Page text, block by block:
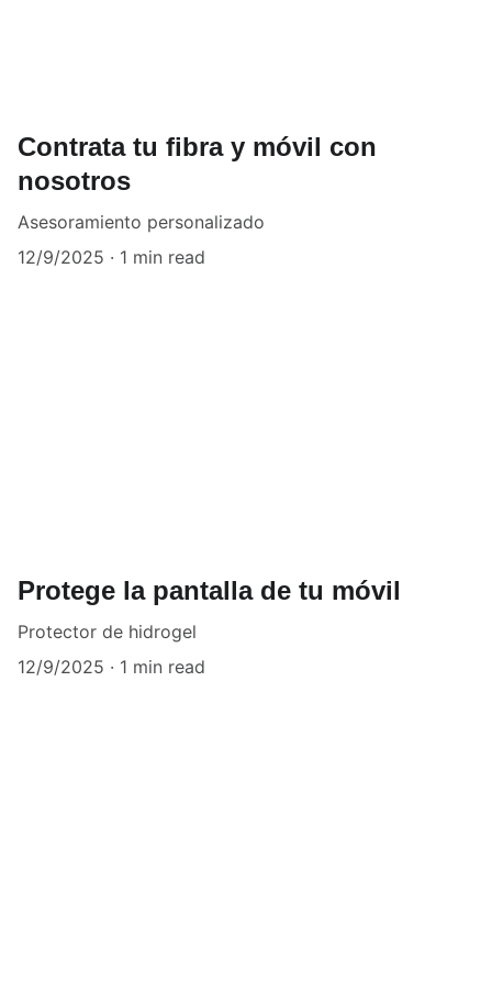
Contrata tu fibra y móvil con
nosotros
Asesoramiento personalizado
12/9/2025
1 min read
Protege la pantalla de tu móvil
Protector de hidrogel
12/9/2025
1 min read